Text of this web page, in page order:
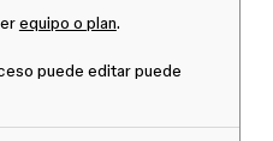
equipo o plan.
puede editarpuede